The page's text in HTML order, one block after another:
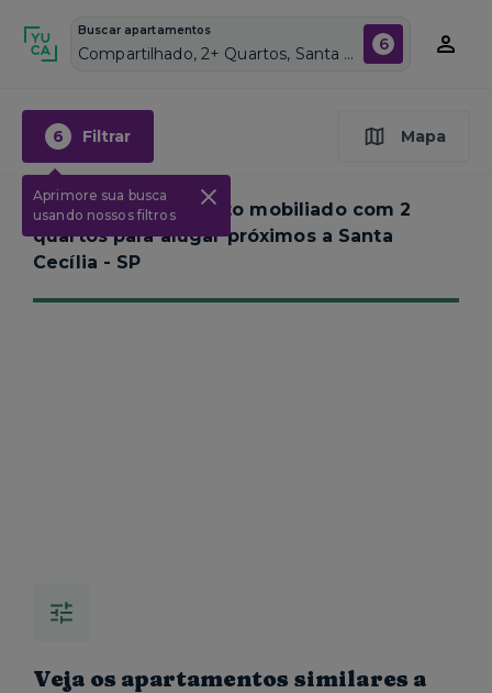
Buscar apartamentos
Compartilhado, 2+ Quartos, Santa Cecília, Vagas de garagem: Sim, Mobiliado, Piscina 6
6 Filtrar
Aprimore sua busca
usando nossos filtros
Mapa
Nenhum apartamento mobiliado com 2
quartos para alugar próximos a Santa
Cecília - SP
Veja os apartamentos similares a